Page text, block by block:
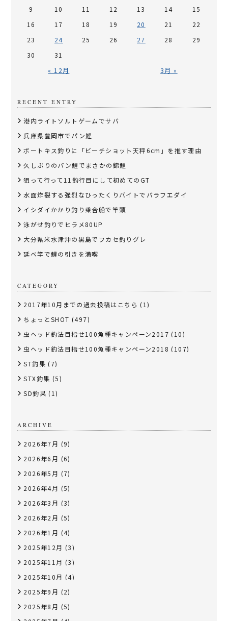
« 12月 3月 »
9
10 11 12 13 14
15
16
17 18 19 20 21
22
23
24 25 26 27 28
29
30
31
RECENT ENTRY
港内ライトソルトゲームでサバ
兵庫県豊岡市でパン鯉
​ボートキス釣りに「ビーチショット天秤6cm」を推す理由
久しぶりのパン鯉でまさかの錦鯉
狙って行って11釣行目にして初めてのGT
水面炸裂する強烈なひったくりバイトでバラフエダイ
イシダイかかり釣り乗合船で竿頭
泳がせ釣りでヒラメ80UP
大分県米水津沖の黒島でフカセ釣りグレ
延べ竿で鯉の引きを満喫
CATEGORY
2017年10月までの過去投稿はこちら (1)
ちょっとSHOT (497)
虫ヘッド釣法目指せ100魚種キャンペーン2017 (10)
虫ヘッド釣法目指せ100魚種キャンペーン2018 (107)
ST釣果 (7)
STX釣果 (5)
SD釣果 (1)
ARCHIVE
2026年7月 (9)
2026年6月 (6)
2026年5月 (7)
2026年4月 (5)
2026年3月 (3)
2026年2月 (5)
2026年1月 (4)
2025年12月 (3)
2025年11月 (3)
2025年10月 (4)
2025年9月 (2)
2025年8月 (5)